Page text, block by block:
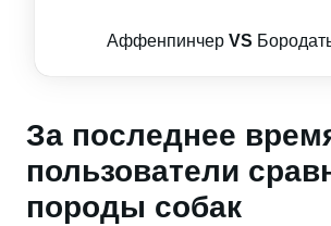
Аффенпинчер VS
За последнее
пользователи
породы собак